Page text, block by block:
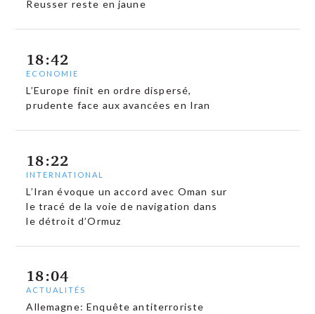
Reusser reste en jaune
18:42
ECONOMIE
L’Europe finit en ordre dispersé,
prudente face aux avancées en Iran
18:22
INTERNATIONAL
L’Iran évoque un accord avec Oman sur
le tracé de la voie de navigation dans
le détroit d’Ormuz
18:04
ACTUALITÉS
Allemagne: Enquête antiterroriste